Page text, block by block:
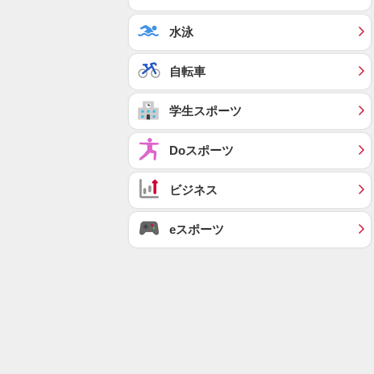
水泳
自転車
学生スポーツ
Doスポーツ
ビジネス
eスポーツ